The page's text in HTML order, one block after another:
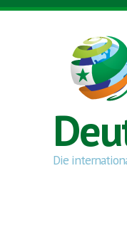
Direkt zum Inhalt
Die